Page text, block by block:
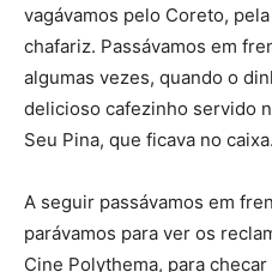
vagávamos pelo Coreto,
chafariz. Passávamos em
algumas vezes, quando o
delicioso cafezinho servido
Seu Pina, que ficava no caixa.
A seguir passávamos em
parávamos para ver os
Cine Polythema, para